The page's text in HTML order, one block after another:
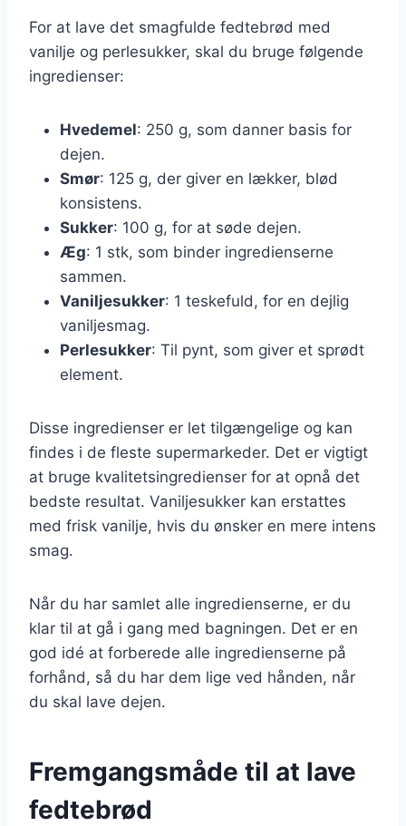
For at lave det smagfulde fedtebrød med
vanilje og perlesukker, skal du bruge følgende
ingredienser:
Hvedemel: 250 g, som danner basis for
dejen.
Smør: 125 g, der giver en lækker, blød
konsistens.
Sukker: 100 g, for at søde dejen.
Æg: 1 stk, som binder ingredienserne
sammen.
Vaniljesukker: 1 teskefuld, for en dejlig
vaniljesmag.
Perlesukker: Til pynt, som giver et sprødt
element.
Disse ingredienser er let tilgængelige og kan
findes i de fleste supermarkeder. Det er vigtigt
at bruge kvalitetsingredienser for at opnå det
bedste resultat. Vaniljesukker kan erstattes
med frisk vanilje, hvis du ønsker en mere intens
smag.
Når du har samlet alle ingredienserne, er du
klar til at gå i gang med bagningen. Det er en
god idé at forberede alle ingredienserne på
forhånd, så du har dem lige ved hånden, når
du skal lave dejen.
Fremgangsmåde til at lave
fedtebrød